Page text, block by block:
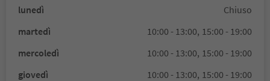
lunedì
Chiuso
martedì
10:00 - 13:00, 15:00 - 19:00
mercoledì
10:00 - 13:00, 15:00 - 19:00
giovedì
10:00 - 13:00, 15:00 - 19:00